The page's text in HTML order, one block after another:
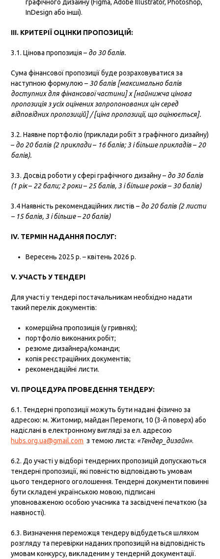
графічного дизайну (Figma, Adobe Illustrator, Photoshop,
InDesign або інші).
ІІІ. КРИТЕРІЇ ОЦІНКИ ПРОПОЗИЦІЙ:
3.1. Цінова пропозиція – до 30 балів.
Сума фінансової пропозиції буде розраховуватися за
наступною формулою – 30 балів [максимально балів
доступних для фінансової частини] x [найнижча цінова
пропозиція з усіх оцінених запропонованих цін серед
відповідних пропозицій] / [ціна пропозиції, що оцінюється].
3.2. Наявне портфоліо (приклади робіт з графічного дизайну)
– до 20 балів (2 приклади– 16 балів; 3 і більше прикладів– 20
балів).
3.3. Досвід роботи у сфері графічного дизайну – до 30 балів
(1 рік– 22 бали;2 роки– 25 балів, 3 і більше років– 30 балів)
3.4 Наявність рекомендаційних листів – до 20 балів (2 листи
– 15 балів, 3 і більше – 20 балів)
ІV. ТЕРМІН НАДАННЯ ПОСЛУГ:
Вересень 2025 р. – квітень 2026 р.
V. УЧАСТЬ У ТЕНДЕРІ
Для участі у тендері постачальникам необхідно надати
такий перелік документів:
комерційна пропозиція (у гривнях);
портфоліо виконаних робіт;
резюме дизайнера/команди;
копія реєстраційних документів;
рекомендаційні листи.
VІ. ПРОЦЕДУРА ПРОВЕДЕННЯ ТЕНДЕРУ:
6.1. Тендерні пропозиції можуть бути надані фізично за
адресою: м. Житомир, майдан Перемоги, 10 (3-й поверх) або
надіслані в електронному вигляді за ел. адресою
hubs.org.ua@gmail.com з темою листа: «Тендер_дизайн».
6.2. До участі у відборі тендерних пропозицій допускаються
тендерні пропозиції, які повністю відповідають умовам
цього тендерного оголошення. Тендерні документи повинні
бути складені українською мовою, підписані
уповноваженою особою учасника та засвідчені печаткою (за
наявності).
6.3. Визначення переможця тендеру відбудеться шляхом
розгляду та перевірки наданих пропозицій на відповідність
умовам конкурсу, викладеним у тендерній документації.